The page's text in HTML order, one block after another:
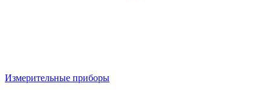
Измерительные приборы